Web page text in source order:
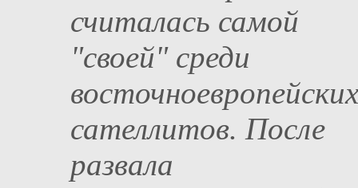
считалась самой
"своей" среди
восточноевропейских
сателлитов. После
развала